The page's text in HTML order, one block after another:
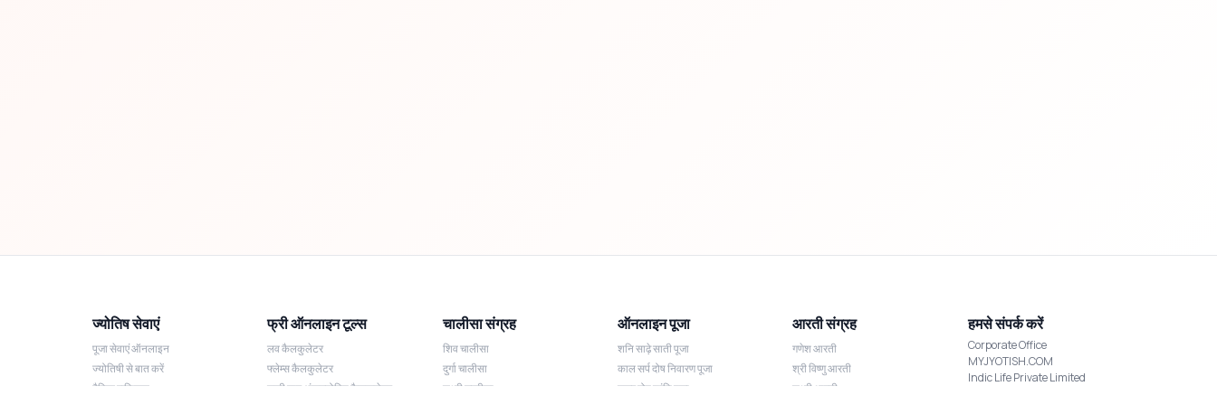
ज्योतिष सेवाएं
पूजा सेवाएं ऑनलाइन
ज्योतिषी से बात करें
दैनिक राशिफल
फ्री ऑनलाइन टूल्स
लव कैलकुलेटर
फ्लेम्स कैलकुलेटर
लकी नाम अंकज्योतिष कैलकुलेटर
चालीसा संग्रह
शिव चालीसा
दुर्गा चालीसा
लक्ष्मी चालीसा
ऑनलाइन पूजा
शनि साढ़े साती पूजा
काल सर्प दोष निवारण पूजा
नज़र दोष शांति पूजा
आरती संग्रह
गणेश आरती
श्री विष्णु आरती
लक्ष्मी आरती
हमसे संपर्क करें
Corporate Office
MYJYOTISH.COM
Indic Life Private Limited